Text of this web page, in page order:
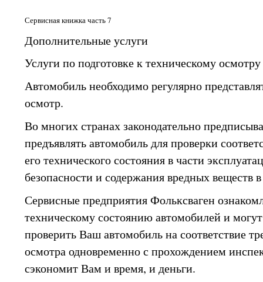
Сервисная книжка часть 7
Дополнительные услуги
Услуги по подготовке к техническому осмотру
Автомобиль необходимо регулярно
осмотр.
Во многих странах законодательно
предъявлять автомобиль для проверки
его технического состояния в части
безопасности и содержания вредных веществ
Сервисные предприятия Фольксваген
техническому состоянию автомобилей и
проверить Ваш автомобиль на соответствие
осмотра одновременно с прохождением
сэкономит Вам и время, и деньги.